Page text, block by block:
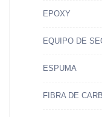
EPOXY
EQUIPO DE
ESPUMA
FIBRA DE